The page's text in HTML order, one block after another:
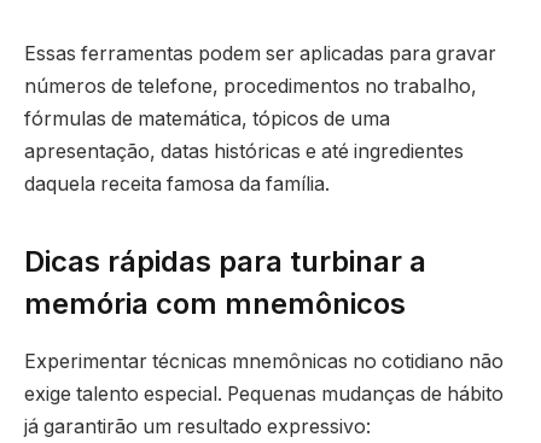
Essas ferramentas podem ser aplicadas para gravar
números de telefone, procedimentos no trabalho,
fórmulas de matemática, tópicos de uma
apresentação, datas históricas e até ingredientes
daquela receita famosa da família.
Dicas rápidas para turbinar a
memória com mnemônicos
Experimentar técnicas mnemônicas no cotidiano não
exige talento especial. Pequenas mudanças de hábito
já garantirão um resultado expressivo: